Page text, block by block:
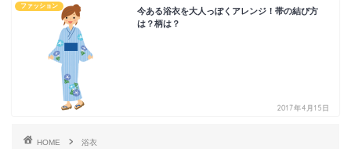
ファッション
今ある浴衣を大人っぽくアレンジ！帯の結び方
は？柄は？
2017年4月15日
HOME 浴衣